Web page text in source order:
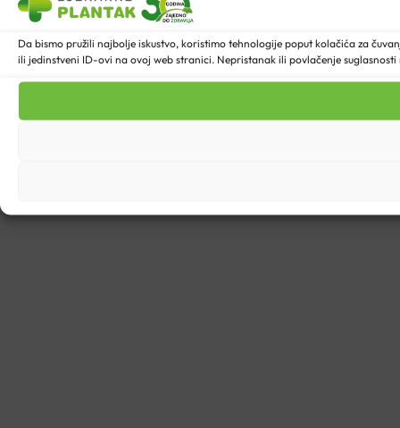
Da bismo pružili najbolje iskustvo, koristimo tehnologije poput kolačića za
ili jedinstveni ID-ovi na ovoj web stranici. Nepristanak ili povlačenje